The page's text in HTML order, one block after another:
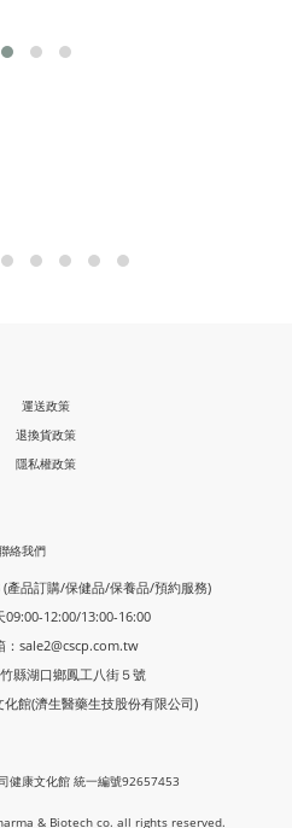
運送政策
退換貨政策
隱私權政策
絡我們
(產品訂購/保健品/保養品/預約服務)
09:00-12:00/13:00-16:00
sale2@cscp.com.tw
縣湖口鄉鳳工八街５號
館(濟生醫藥生技股份有限公司)
健康文化館 統一編號92657453
& Biotech co. all rights reserved.